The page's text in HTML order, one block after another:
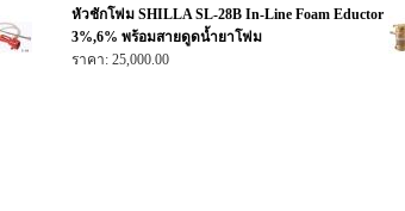
หัวชักโฟม SHILLA SL-28B In-Line Foam Eductor
3%,6% พร้อมสายดูดน้ำยาโฟม
ราคา: 25,000.00